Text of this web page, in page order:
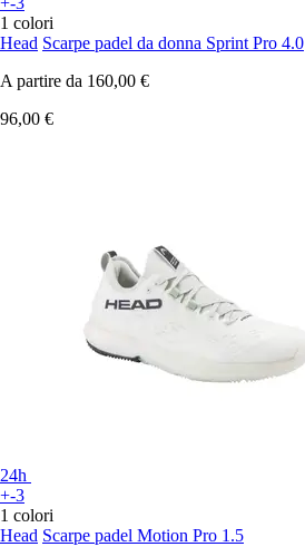
1 colori
Head Scarpe padel da donna Sprint Pro 4.0
A partire da 160,00 €
96,00 €
24h
+-3
1 colori
Head Scarpe padel Motion Pro 1.5